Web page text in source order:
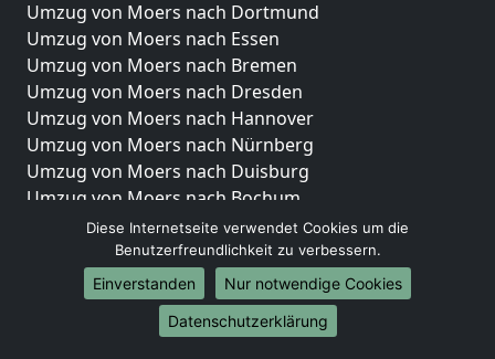
Umzug von Moers nach Dortmund
Umzug von Moers nach Essen
Umzug von Moers nach Bremen
Umzug von Moers nach Dresden
Umzug von Moers nach Hannover
Umzug von Moers nach Nürnberg
Umzug von Moers nach Duisburg
Umzug von Moers nach Bochum
Umzug von Moers nach Wuppertal
Umzug von Moers nach Bielefeld
Umzug von Moers nach Bonn
Umzug von Moers nach Münster
Internationale-Umzüge
Diese Internetseite verwendet Cookies um die
Benutzerfreundlichkeit zu verbessern.
Einverstanden
Nur notwendige Cookies
Datenschutzerklärung